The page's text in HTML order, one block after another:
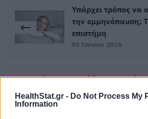
HealthStat.gr - Do Not Process My
Information
Υπάρχει τρόπος να
την εμμηνόπαυση;
επιστήμη
05 Ιουνίου 2026
Το νούμερο 1 σημάδι του
του δέρματος που πρέπει
γνωρίζετε